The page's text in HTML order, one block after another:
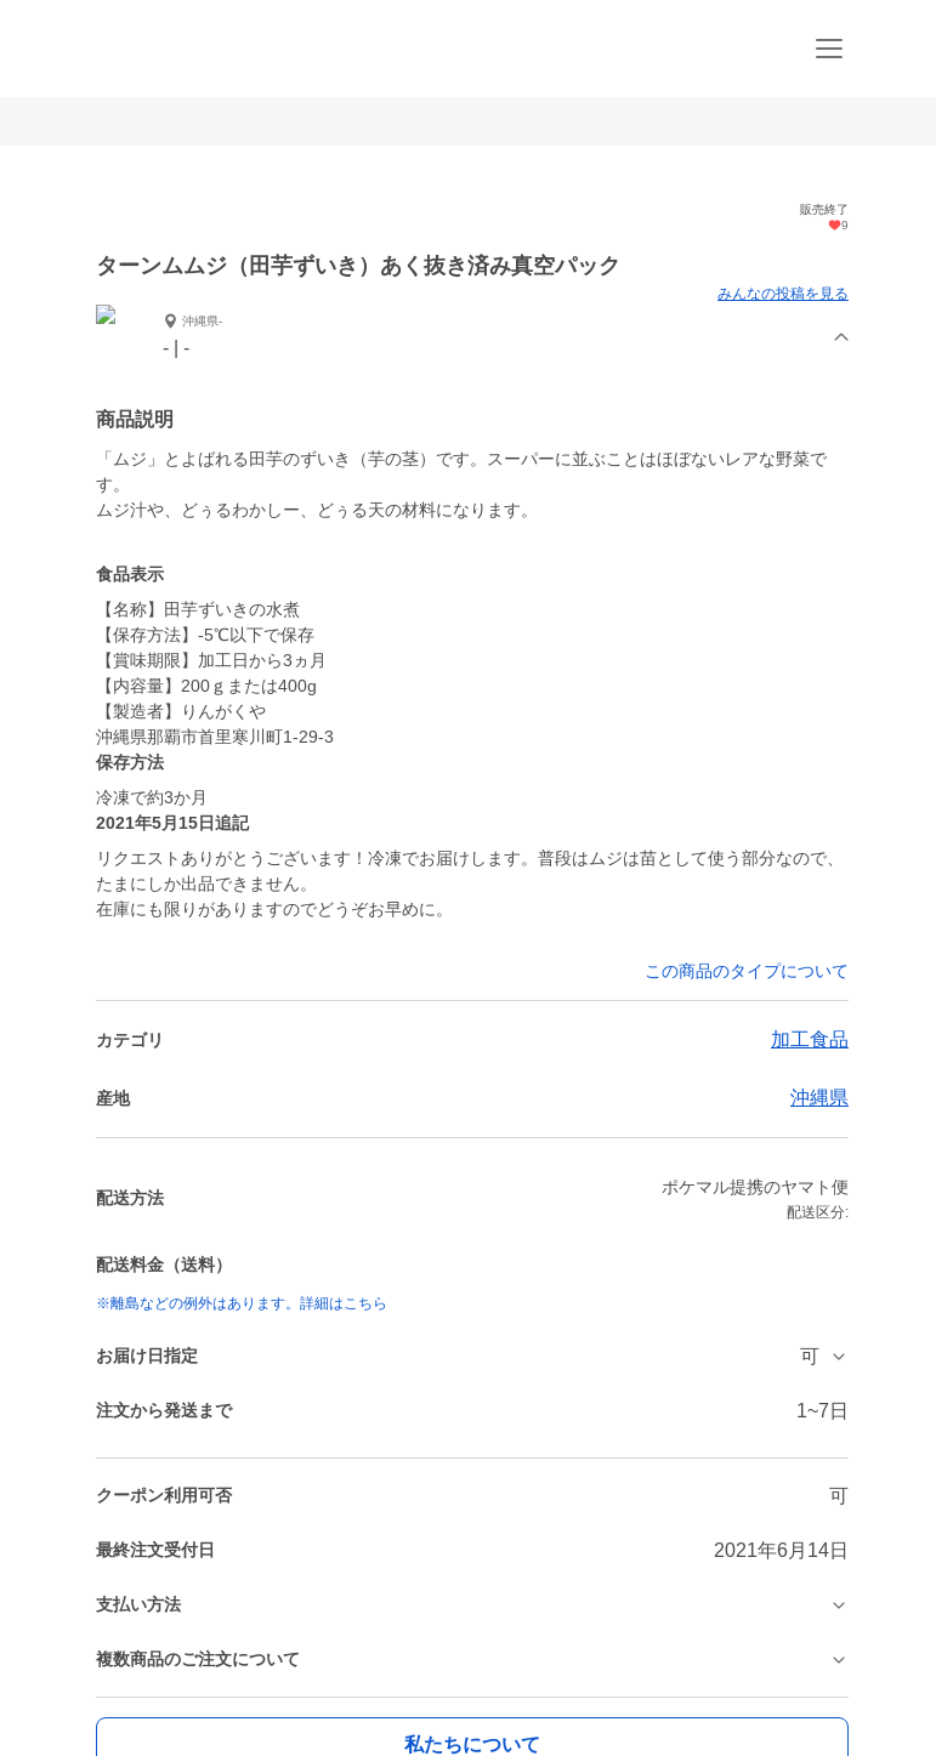
販売終了
9
ターンムムジ（田芋ずいき）あく抜き済み真空パック
みんなの投稿を見る
沖縄県-
- | -
商品説明
「ムジ」とよばれる田芋のずいき（芋の茎）です。スーパーに並ぶことはほぼないレアな野菜で
す。
ムジ汁や、どぅるわかしー、どぅる天の材料になります。
食品表示
【名称】田芋ずいきの水煮
【保存方法】-5℃以下で保存
【賞味期限】加工日から3ヵ月
【内容量】200ｇまたは400g
【製造者】りんがくや
保存方法
冷凍で約3か月
2021年5月15日追記
リクエストありがとうございます！冷凍でお届けします。普段はムジは苗として使う部分なので、
たまにしか出品できません。
在庫にも限りがありますのでどうぞお早めに。
この商品のタイプについて
カテゴリ 加工食品
産地 沖縄県
配送方法
ポケマル提携のヤマト便
配送区分:
配送料金（送料）
※離島などの例外はあります。詳細はこちら
お届け日指定 可
注文から発送まで 1~7日
クーポン利用可否 可
最終注文受付日 2021年6月14日
支払い方法
複数商品のご注文について
私たちについて